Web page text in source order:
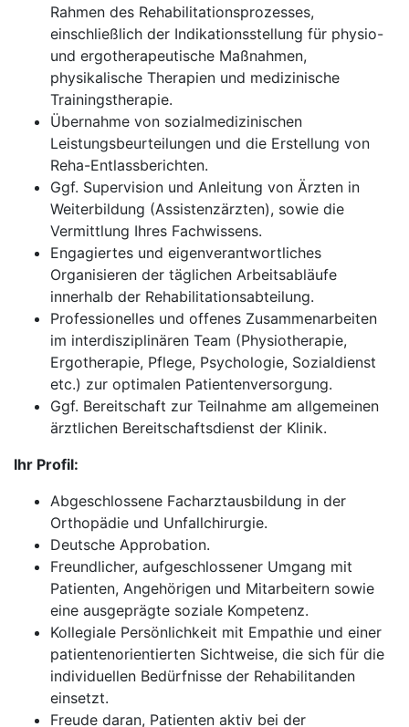
Rahmen des Rehabilitationsprozesses,
einschließlich der Indikationsstellung für physio-
und ergotherapeutische Maßnahmen,
physikalische Therapien und medizinische
Trainingstherapie.
Übernahme von sozialmedizinischen
Leistungsbeurteilungen und die Erstellung von
Reha-Entlassberichten.
Ggf. Supervision und Anleitung von Ärzten in
Weiterbildung (Assistenzärzten), sowie die
Vermittlung Ihres Fachwissens.
Engagiertes und eigenverantwortliches
Organisieren der täglichen Arbeitsabläufe
innerhalb der Rehabilitationsabteilung.
Professionelles und offenes Zusammenarbeiten
im interdisziplinären Team (Physiotherapie,
Ergotherapie, Pflege, Psychologie, Sozialdienst
etc.) zur optimalen Patientenversorgung.
Ggf. Bereitschaft zur Teilnahme am allgemeinen
ärztlichen Bereitschaftsdienst der Klinik.
Ihr Profil:
Abgeschlossene Facharztausbildung in der
Orthopädie und Unfallchirurgie.
Deutsche Approbation.
Freundlicher, aufgeschlossener Umgang mit
Patienten, Angehörigen und Mitarbeitern sowie
eine ausgeprägte soziale Kompetenz.
Kollegiale Persönlichkeit mit Empathie und einer
patientenorientierten Sichtweise, die sich für die
individuellen Bedürfnisse der Rehabilitanden
einsetzt.
Freude daran, Patienten aktiv bei der